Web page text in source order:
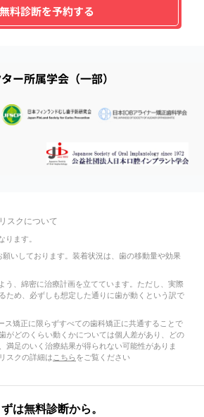
無料診断を予約する
ー所属学会（一部）
スクについて
ます。
いしております。装着状況は、歯の移動量や効果
う、綿密に治療計画を立てています。ただし、実際
ため、必ずしも想定した通りに歯が動くという訳で
矯正に限らずすべての歯科矯正に共通することで
がどのくらい動くかについては個人差があり、どの
満足のいく治療結果が得られない可能性がありま
スクの詳細は こちらをご覧ください
は無料診断から。